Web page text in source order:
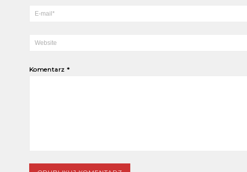
Komentarz *